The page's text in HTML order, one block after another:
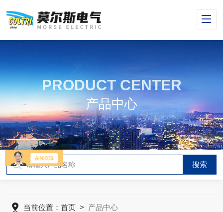
PRODUCT CENTER
产品中心
当前位置：首页 > 产品中心